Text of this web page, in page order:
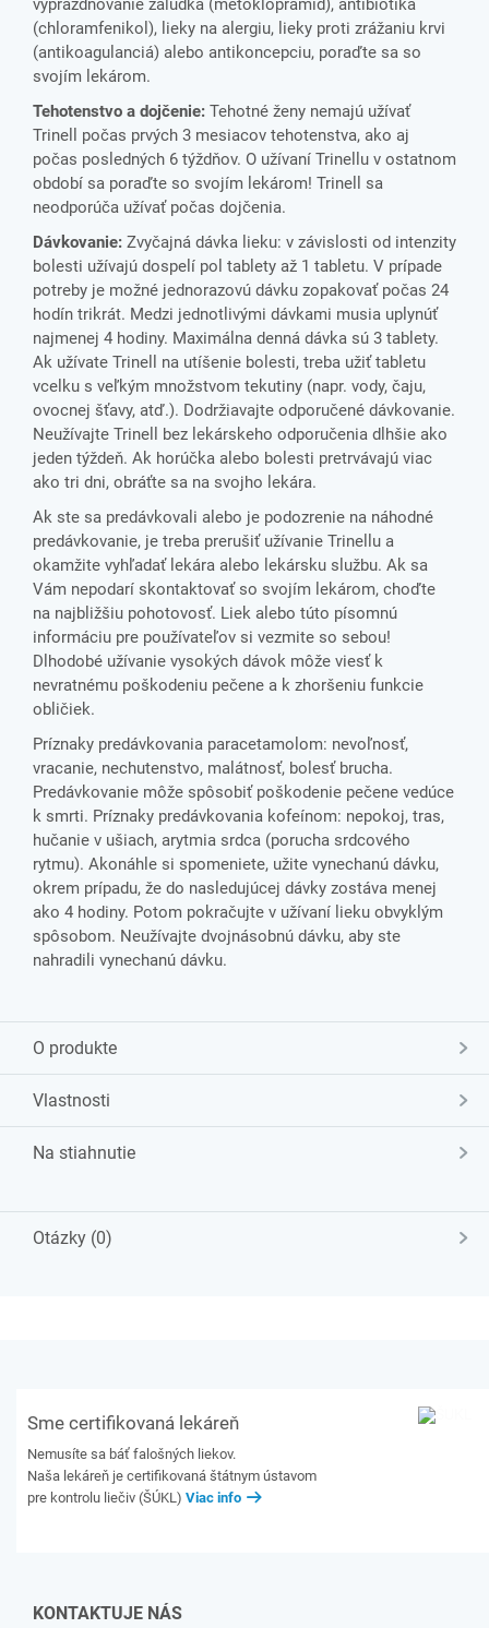
vyprázdňovanie žalúdka (metoklopramid), antibiotiká
(chloramfenikol), lieky na alergiu, lieky proti zrážaniu krvi
(antikoagulanciá) alebo antikoncepciu, poraďte sa so
svojím lekárom.
Tehotenstvo a dojčenie: Tehotné ženy nemajú užívať
Trinell počas prvých 3 mesiacov tehotenstva, ako aj
počas posledných 6 týždňov. O užívaní Trinellu v ostatnom
období sa poraďte so svojím lekárom! Trinell sa
neodporúča užívať počas dojčenia.
Dávkovanie: Zvyčajná dávka lieku: v závislosti od intenzity
bolesti užívajú dospelí pol tablety až 1 tabletu. V prípade
potreby je možné jednorazovú dávku zopakovať počas 24
hodín trikrát. Medzi jednotlivými dávkami musia uplynúť
najmenej 4 hodiny. Maximálna denná dávka sú 3 tablety.
Ak užívate Trinell na utíšenie bolesti, treba užiť tabletu
vcelku s veľkým množstvom tekutiny (napr. vody, čaju,
ovocnej šťavy, atď.). Dodržiavajte odporučené dávkovanie.
Neužívajte Trinell bez lekárskeho odporučenia dlhšie ako
jeden týždeň. Ak horúčka alebo bolesti pretrvávajú viac
ako tri dni, obráťte sa na svojho lekára.
Ak ste sa predávkovali alebo je podozrenie na náhodné
predávkovanie, je treba prerušiť užívanie Trinellu a
okamžite vyhľadať lekára alebo lekársku službu. Ak sa
Vám nepodarí skontaktovať so svojím lekárom, choďte
na najbližšiu pohotovosť. Liek alebo túto písomnú
informáciu pre používateľov si vezmite so sebou!
Dlhodobé užívanie vysokých dávok môže viesť k
nevratnému poškodeniu pečene a k zhoršeniu funkcie
obličiek.
Príznaky predávkovania paracetamolom: nevoľnosť,
vracanie, nechutenstvo, malátnosť, bolesť brucha.
Predávkovanie môže spôsobiť poškodenie pečene vedúce
k smrti. Príznaky predávkovania kofeínom: nepokoj, tras,
hučanie v ušiach, arytmia srdca (porucha srdcového
rytmu). Akonáhle si spomeniete, užite vynechanú dávku,
okrem prípadu, že do nasledujúcej dávky zostáva menej
ako 4 hodiny. Potom pokračujte v užívaní lieku obvyklým
spôsobom. Neužívajte dvojnásobnú dávku, aby ste
nahradili vynechanú dávku.
O produkte
Vlastnosti
Na stiahnutie
Otázky (0)
Sme certifikovaná lekáreň
Nemusíte sa báť falošných liekov.
Naša lekáreň je certifikovaná štátnym ústavom
pre kontrolu liečiv (ŠÚKL) Viac info
KONTAKTUJE NÁS